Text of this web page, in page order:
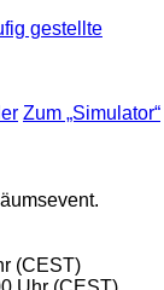
gestellte
Zum „Simulator“
(CEST)